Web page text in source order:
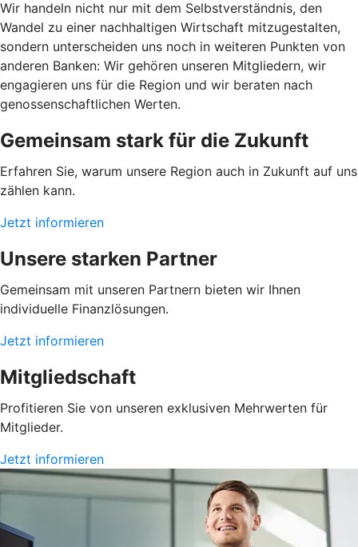
Wir handeln nicht nur mit dem Selbstverständnis, den
Wandel zu einer nachhaltigen Wirtschaft mitzugestalten,
sondern unterscheiden uns noch in weiteren Punkten von
anderen Banken: Wir gehören unseren Mitgliedern, wir
engagieren uns für die Region und wir beraten nach
genossenschaftlichen Werten.
Gemeinsam stark für die Zukunft
Erfahren Sie, warum unsere Region auch in Zukunft auf uns
zählen kann.
Jetzt informieren
Unsere starken Partner
Gemeinsam mit unseren Partnern bieten wir Ihnen
individuelle Finanzlösungen.
Jetzt informieren
Mitgliedschaft
Profitieren Sie von unseren exklusiven Mehrwerten für
Mitglieder.
Jetzt informieren